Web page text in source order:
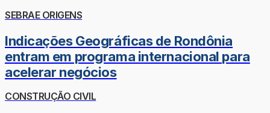
SEBRAE ORIGENS
Indicações Geográficas de Rondônia
entram em programa internacional para
acelerar negócios
CONSTRUÇÃO CIVIL